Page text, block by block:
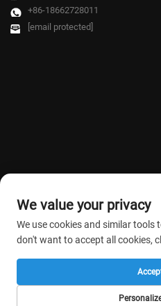
+86-18662728011
[email protected]
Copyright © 2026 Farmasino Medical
de
We value your privacy
We use cookies and similar tools
don't want to accept all cookies,